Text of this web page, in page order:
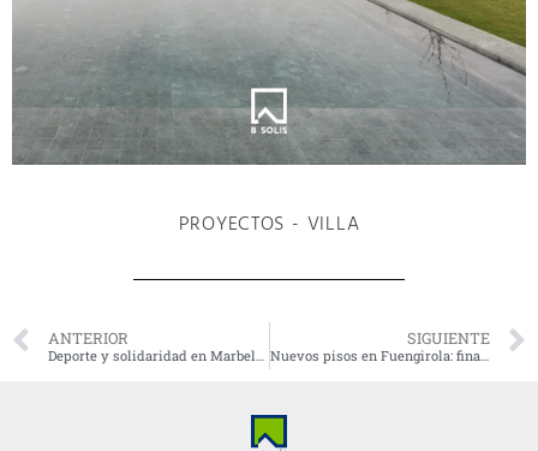
PROYECTOS - VILLA
ANTERIOR SIGUIENTE
Nuevos pisos en Fuengirola: finalizamos el proyecto Edificio España